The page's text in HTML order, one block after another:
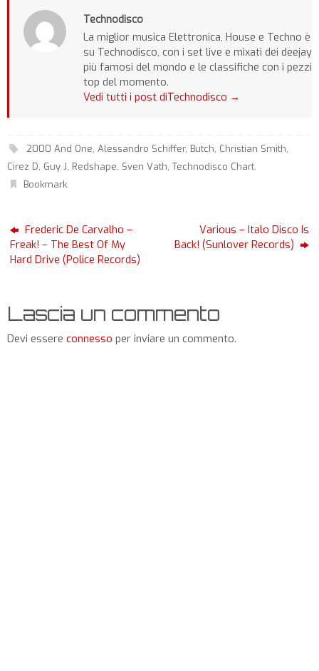
Technodisco
La miglior musica Elettronica, House e Techno è
su Technodisco, con i set live e mixati dei deejay
più famosi del mondo e le classifiche con i pezzi
top del momento.
Vedi tutti i post diTechnodisco →
2000 And One, Alessandro Schiffer, Butch, Christian Smith,
Cirez D, Guy J, Redshape, Sven Vath, Technodisco Chart.
Bookmark.
Frederic De Carvalho –
Freak! – The Best Of My
Hard Drive (Police Records)
Various – Italo Disco Is
Back! (Sunlover Records)
Lascia un commento
Devi essere connesso per inviare un commento.